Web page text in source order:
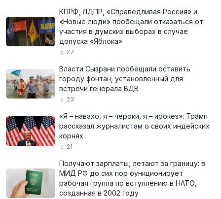
КПРФ, ЛДПР, «Справедливая Россия» и
«Новые люди» пообещали отказаться от
участия в думских выборах в случае
допуска «Яблока»
27
Власти Сызрани пообещали оставить
городу фонтан, установленный для
встречи генерала ВДВ
23
«Я – навахо, я – чероки, я – ирокез»: Трамп
рассказал журналистам о своих индейских
корнях
21
Получают зарплаты, летают за границу: в
МИД РФ до сих пор функционирует
рабочая группа по вступлению в НАТО,
созданная в 2002 году